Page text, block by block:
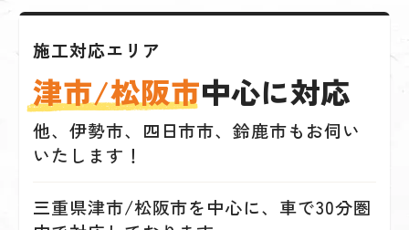
施工対応エリア
津市/松阪市中心に対応
他、伊勢市、四日市市、鈴鹿市もお伺い
いたします！
三重県津市/松阪市を中心に、車で30分圏